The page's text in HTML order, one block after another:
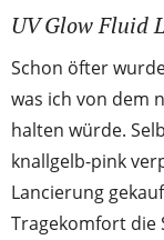
UV Glow Fluid
Schon öfter
was ich von dem
halten würde.
knallgelb-pink
Lancierung
Tragekomfort die